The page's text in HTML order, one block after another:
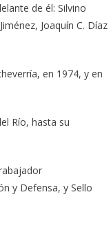
de él: Silvino
Joaquín C. Díaz
en 1974, y en
Río, hasta su
y Defensa, y Sello